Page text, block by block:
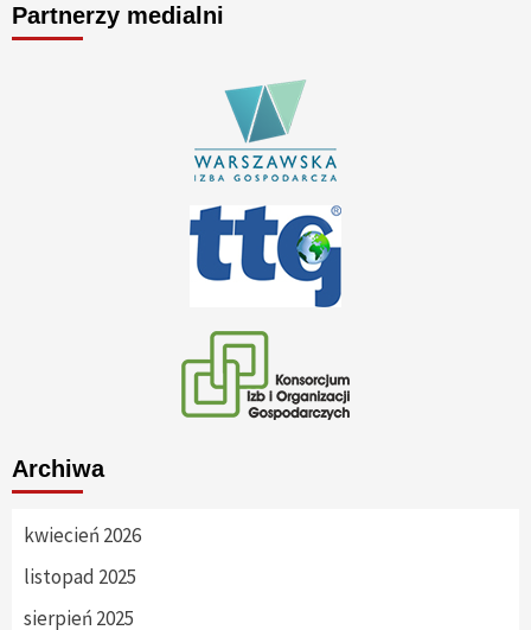
Partnerzy medialni
Archiwa
kwiecień 2026
listopad 2025
sierpień 2025